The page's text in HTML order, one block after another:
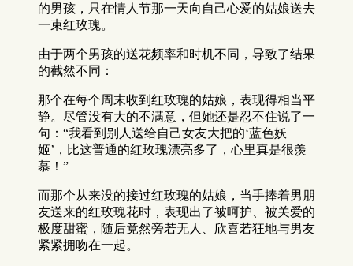
的男孩，只在情人节那一天向自己心爱的姑娘送去
一束红玫瑰。
由于两个男孩的送花频率和时机不同，导致了结果
的截然不同：
那个在每个周末收到红玫瑰的姑娘，表现得相当平
静。尽管没有大的不满意，但她还是忍不住说了一
句：“我看到别人送给自己女友大把的‘蓝色妖
姬’，比这普通的红玫瑰漂亮多了，心里真是很羡
慕！”
而那个从来没的接过红玫瑰的姑娘，当手捧着男朋
友送来的红玫瑰花时，表现出了被呵护、被关爱的
极度甜蜜，随后竟然旁若无人、欣喜若狂地与男友
紧紧拥吻在一起。